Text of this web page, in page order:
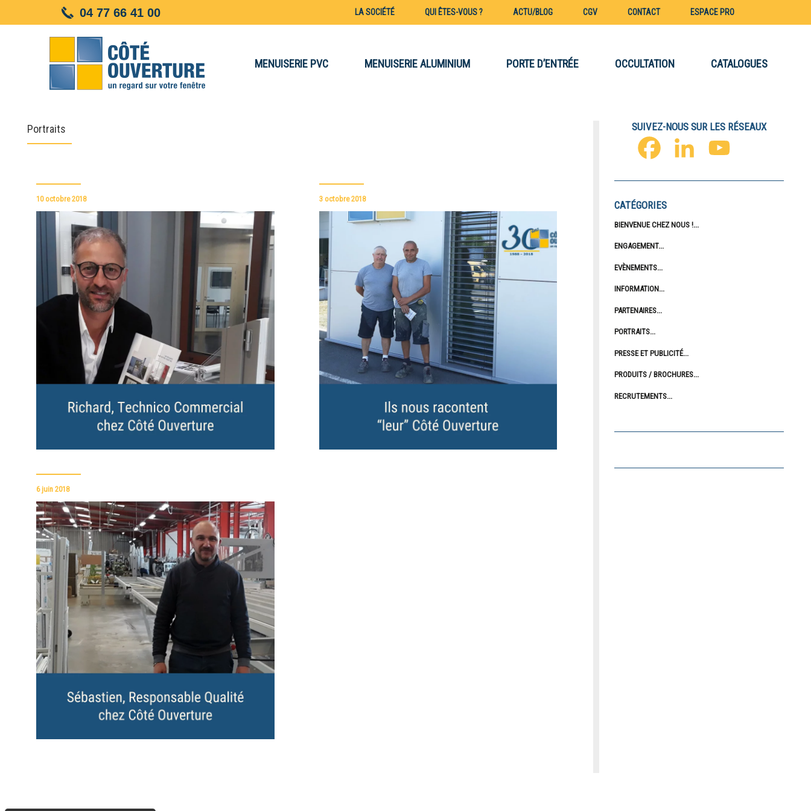
04 77 66 41 00 LA SOCIÉTÉ QUI ÊTES-VOUS ? ACTU/BLOG CGV CONTACT ESPACE PRO
MENUISERIE PVC MENUISERIE ALUMINIUM PORTE D’ENTRÉE OCCULTATION CATALOGUES
Portraits
10 octobre 2018 3 octobre 2018
6 juin 2018
SUIVEZ-NOUS SUR LES RÉSEAUX
FACEBOOKLINKEDINYOUTUBE
CATÉGORIES
BIENVENUE CHEZ NOUS !
ENGAGEMENT
EVÈNEMENTS
INFORMATION
PARTENAIRES
PORTRAITS
PRESSE ET PUBLICITÉ
PRODUITS / BROCHURES
RECRUTEMENTS
Panneau de gestion des cookies